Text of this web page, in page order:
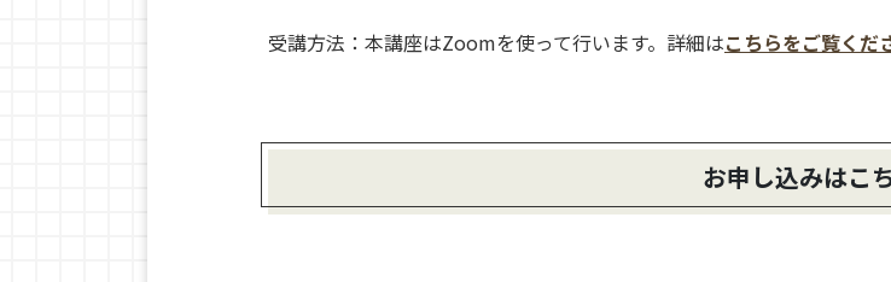
受講方法：本講座はZoomを使って行います。詳細はこちらをご覧くだ
お申し込みはこ